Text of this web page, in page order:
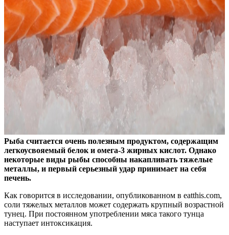
Рыба считается очень полезным продуктом, содержащим
легкоусвояемый белок и омега-3 жирных кислот. Однако
некоторые виды рыбы способны накапливать тяжелые
металлы, и первый серьезный удар принимает на себя
печень.
Как говорится в исследовании, опубликованном в eatthis.com,
соли тяжелых металлов может содержать крупный возрастной
тунец. При постоянном употреблении мяса такого тунца
наступает интоксикация.